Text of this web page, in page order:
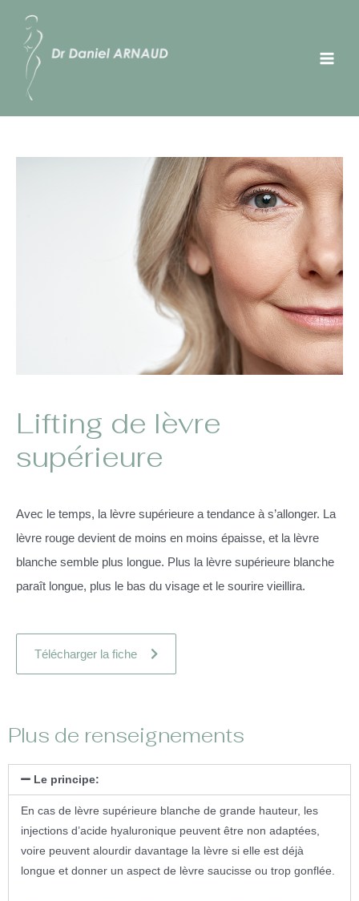
Lifting de lèvre
supérieure
Avec le temps, la lèvre supérieure a tendance à s’allonger. La
lèvre rouge devient de moins en moins épaisse, et la lèvre
blanche semble plus longue. Plus la lèvre supérieure blanche
paraît longue, plus le bas du visage et le sourire vieillira.
Télécharger la fiche
Plus de renseignements
Le principe:
En cas de lèvre supérieure blanche de grande hauteur, les
injections d’acide hyaluronique peuvent être non adaptées,
voire peuvent alourdir davantage la lèvre si elle est déjà
longue et donner un aspect de lèvre saucisse ou trop gonflée.